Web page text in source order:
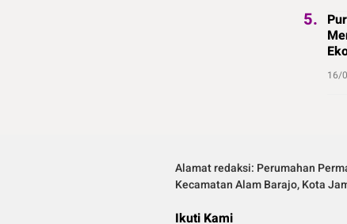
5.
16/
Alamat redaksi: Perumahan
Kecamatan Alam Barajo, Kota
Ikuti Kami